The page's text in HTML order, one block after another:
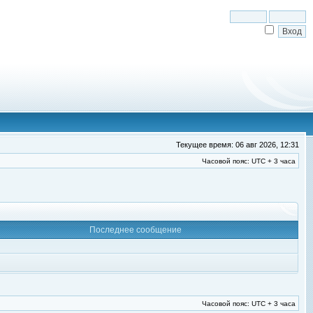
Текущее время: 06 авг 2026, 12:31
Часовой пояс: UTC + 3 часа
Последнее сообщение
Часовой пояс: UTC + 3 часа